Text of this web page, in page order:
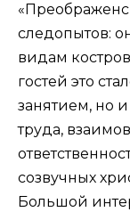
следопытов:
видам
гостей это
занятием, но
труда,
созвучных
Большой